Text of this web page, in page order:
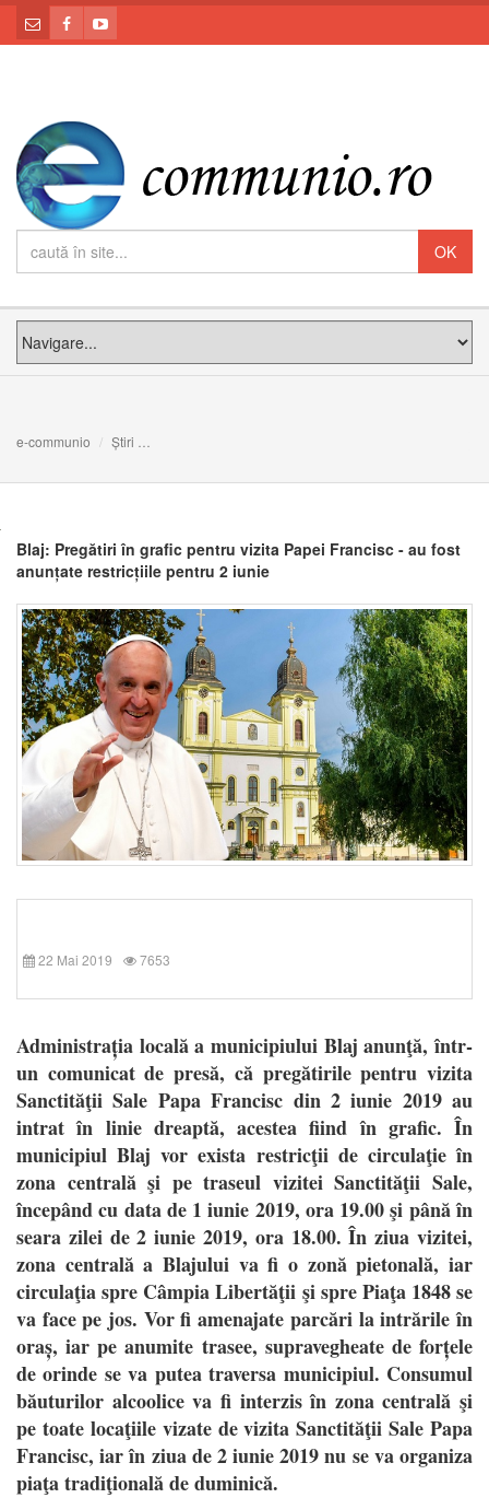
e-communio Știri
Blaj: Pregătiri în grafic pentru vizita Papei Francisc - au fost
anunțate restricțiile pentru 2 iunie
22 Mai 2019 7653
Administrația locală a municipiului Blaj anunţă, într-
un comunicat de presă, că pregătirile pentru vizita
Sanctităţii Sale Papa Francisc din 2 iunie 2019 au
intrat în linie dreaptă, acestea fiind în grafic. În
municipiul Blaj vor exista restricţii de circulaţie în
zona centrală şi pe traseul vizitei Sanctităţii Sale,
începând cu data de 1 iunie 2019, ora 19.00 şi până în
seara zilei de 2 iunie 2019, ora 18.00. În ziua vizitei,
zona centrală a Blajului va fi o zonă pietonală, iar
circulaţia spre Câmpia Libertăţii şi spre Piaţa 1848 se
va face pe jos. Vor fi amenajate parcări la intrările în
oraș, iar pe anumite trasee, supravegheate de forțele
de orinde se va putea traversa municipiul. Consumul
băuturilor alcoolice va fi interzis în zona centrală şi
pe toate locaţiile vizate de vizita Sanctităţii Sale Papa
Francisc, iar în ziua de 2 iunie 2019 nu se va organiza
piaţa tradiţională de duminică.